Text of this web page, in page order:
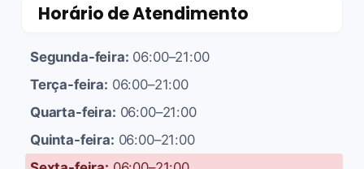
Horário de Atendimento
Segunda-feira: 06:00–21:00
Terça-feira: 06:00–21:00
Quarta-feira: 06:00–21:00
Quinta-feira: 06:00–21:00